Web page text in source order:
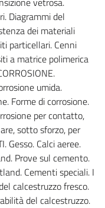
Diagrammi del
dei materiali
particellari. Cenni
a matrice polimerica
umida.
Forme di corrosione.
per contatto,
sotto sforzo, per
Gesso. Calci aeree.
Prove sul cemento.
Cementi speciali. I
calcestruzzo fresco.
del calcestruzzo.